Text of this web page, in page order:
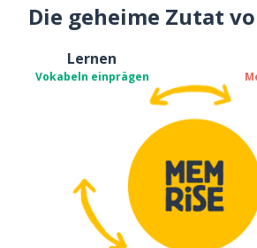
Die geheime Zutat
Lernen
Vokabeln einprägen